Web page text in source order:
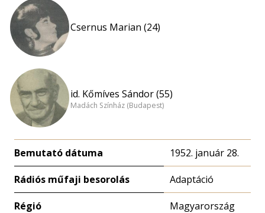
Csernus Marian (24)
id. Kőmíves Sándor (55)
Madách Színház (Budapest)
Bemutató dátuma 1952. január 28.
Rádiós műfaji besorolás Adaptáció
Régió
Magyarország